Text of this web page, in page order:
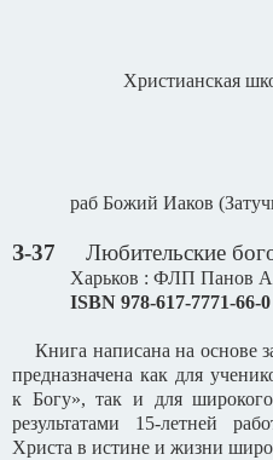
Христианская
раб Божий Иаков
З-37 Любительские
Харьков : ФЛП Панов
ISBN 978-617-7771-66-0
Книга написана на основе
предназначена как для
к Богу», так и для
результатами 15-летней
Христа в истине и жизни